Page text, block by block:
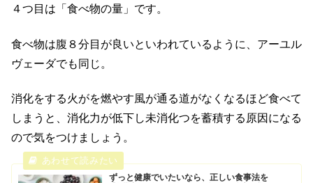
４つ目は「食べ物の量」です。
食べ物は腹８分目が良いといわれているように、アーユル
ヴェーダでも同じ。
消化をする火がを燃やす風が通る道がなくなるほど食べて
しまうと、消化力が低下し未消化つを蓄積する原因になる
ので気をつけましょう。
ずっと健康でいたいなら、正しい食事法を